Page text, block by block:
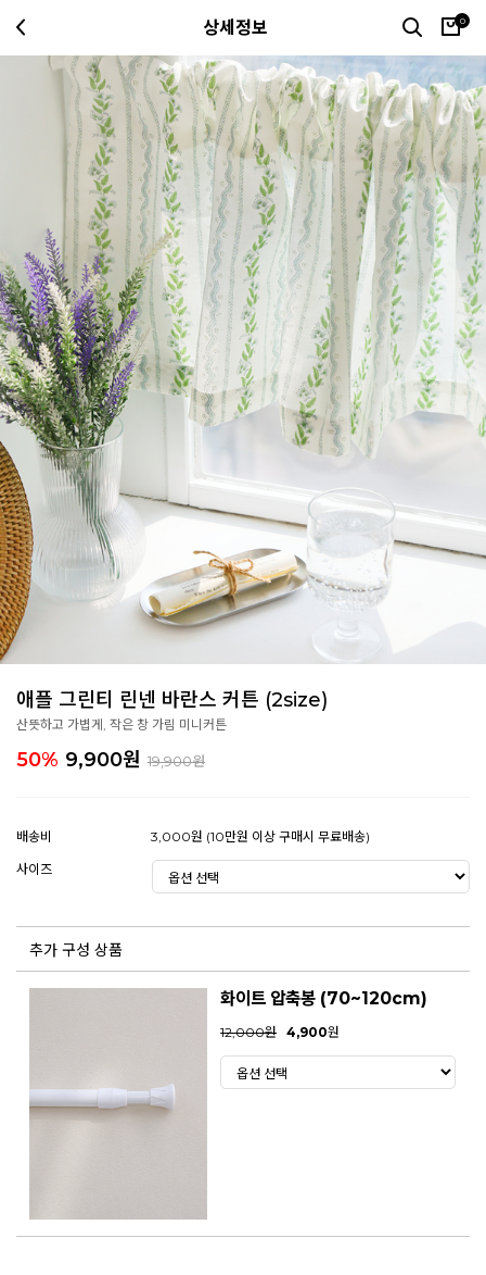
상세정보 0
애플 그린티 린넨 바란스 커튼 (2size)
산뜻하고 가볍게, 작은 창 가림 미니커튼
50% 9,900원 19,900원
배송비
3,000원 (10만원 이상 구매시 무료배송)
사이즈
추가 구성 상품
화이트 압축봉 (70~120cm)
12,000원 4,900원